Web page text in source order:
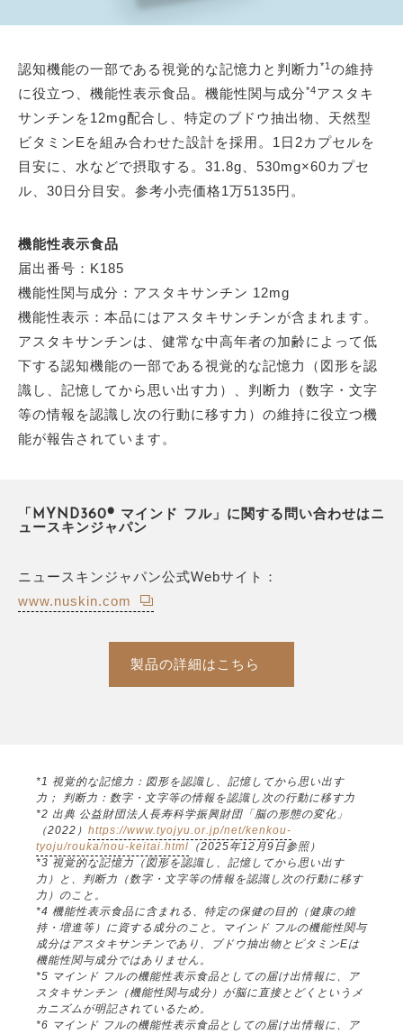
認知機能の一部である視覚的な記憶力と判断力 *1 の維持
に役立つ、機能性表示食品。機能性関与成分*4アスタキ
サンチンを12mg配合し、特定のブドウ抽出物、天然型
ビタミンEを組み合わせた設計を採用。1日2カプセルを
目安に、水などで摂取する。31.8g、530mg×60カプセ
ル、30日分目安。参考小売価格1万5135円。
機能性表示食品
届出番号：K185
機能性関与成分：アスタキサンチン 12mg
機能性表示：本品にはアスタキサンチンが含まれます。
アスタキサンチンは、健常な中高年者の加齢によって低
下する認知機能の一部である視覚的な記憶力（図形を認
識し、記憶してから思い出す力）、判断力（数字・文字
等の情報を認識し次の行動に移す力）の維持に役立つ機
能が報告されています。
「MYND360® マインド フル」に関する問い合わせはニ
ュースキンジャパン
ニュースキンジャパン公式Webサイト：
www.nuskin.com
製品の詳細はこちら
*1 視覚的な記憶力：図形を認識し、記憶してから思い出す
力； 判断力：数字・文字等の情報を認識し次の行動に移す力
*2 出典 公益財団法人長寿科学振興財団「脳の形態の変化」
（2022） https://www.tyojyu.or.jp/net/kenkou-
tyoju/rouka/nou-keitai.html （2025年12月9日参照）
*3 視覚的な記憶力（図形を認識し、記憶してから思い出す
力）と、判断力（数字・文字等の情報を認識し次の行動に移す
力）のこと。
*4 機能性表示食品に含まれる、特定の保健の目的（健康の維
持・増進等）に資する成分のこと。マインド フルの機能性関与
成分はアスタキサンチンであり、ブドウ抽出物とビタミンEは
機能性関与成分ではありません。
*5 マインド フルの機能性表示食品としての届け出情報に、ア
スタキサンチン（機能性関与成分）が脳に直接とどくというメ
カニズムが明記されているため。
*6 マインド フルの機能性表示食品としての届け出情報に、ア